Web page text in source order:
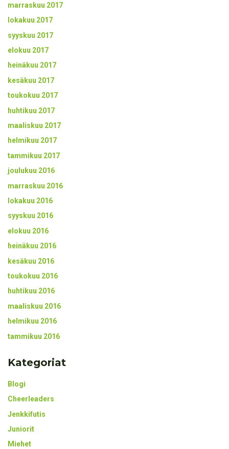
marraskuu 2017
lokakuu 2017
syyskuu 2017
elokuu 2017
heinäkuu 2017
kesäkuu 2017
toukokuu 2017
huhtikuu 2017
maaliskuu 2017
helmikuu 2017
tammikuu 2017
joulukuu 2016
marraskuu 2016
lokakuu 2016
syyskuu 2016
elokuu 2016
heinäkuu 2016
kesäkuu 2016
toukokuu 2016
huhtikuu 2016
maaliskuu 2016
helmikuu 2016
tammikuu 2016
Kategoriat
Blogi
Cheerleaders
Jenkkifutis
Juniorit
Miehet